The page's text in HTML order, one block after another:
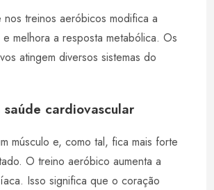
treinos aeróbicos modifica a
melhora a resposta metabólica. Os
atingem diversos sistemas do
cardiovascular
músculo e, como tal, fica mais forte
O treino aeróbico aumenta a
Isso significa que o coração